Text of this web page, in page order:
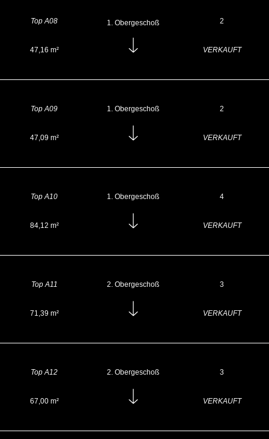
Top A08 Obergeschoß 2
47,16 m² VERKAUFT
Top A09 1. Obergeschoß 2
47,09 m² VERKAUFT
Top A10 1. Obergeschoß 4
84,12 m² VERKAUFT
Top A11 2. Obergeschoß 3
71,39 m² VERKAUFT
Top A12 2. Obergeschoß 3
67,00 m² VERKAUFT